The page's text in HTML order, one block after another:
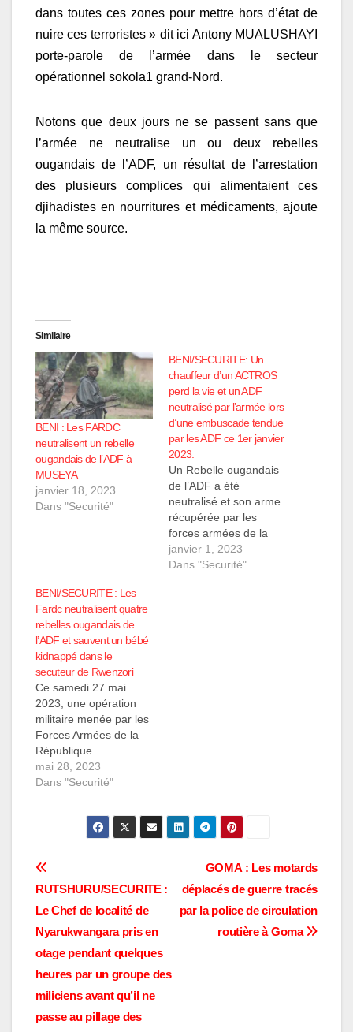
dans toutes ces zones pour mettre hors d’état de
nuire ces terroristes » dit ici Antony MUALUSHAYI
porte-parole de l’armée dans le secteur
opérationnel sokola1 grand-Nord.
Notons que deux jours ne se passent sans que
l’armée ne neutralise un ou deux rebelles
ougandais de l’ADF, un résultat de l’arrestation
des plusieurs complices qui alimentaient ces
djihadistes en nourritures et médicaments, ajoute
la même source.
Similaire
BENI : Les FARDC
neutralisent un rebelle
ougandais de l’ADF à
MUSEYA
janvier 18, 2023
Dans "Securité"
BENI/SECURITE: Un
chauffeur d’un ACTROS
perd la vie et un ADF
neutralisé par l’armée lors
d’une embuscade tendue
par les ADF ce 1er janvier
2023.
Un Rebelle ougandais
de l’ADF a été
neutralisé et son arme
récupérée par les
forces armées de la
RDC l'après-midi de ce
dimanche 1er Janvier
janvier 1, 2023
Dans "Securité"
BENI/SECURITE : Les
Fardc neutralisent quatre
rebelles ougandais de
l’ADF et sauvent un bébé
kidnappé dans le
secuteur de Rwenzori
Ce samedi 27 mai
2023, une opération
militaire menée par les
Forces Armées de la
République
Démocratique du
Congo (Fardc) dans la
KINIAMBAHORE,
secteur de RWENZORI
abouti à la
quatre rebelles
ougandais appartenant
à l'Allied Democratic
Forces (ADF). De plus,
les…
mai 28, 2023
Dans "Securité"
Navigation
de
l’article
GOMA : Les motards
déplacés de guerre tracés
par la police de circulation
routière à Goma
RUTSHURU/SECURITE :
Le Chef de localité de
Nyarukwangara pris en
otage pendant quelques
heures par un groupe des
miliciens avant qu’il ne
passe au pillage des